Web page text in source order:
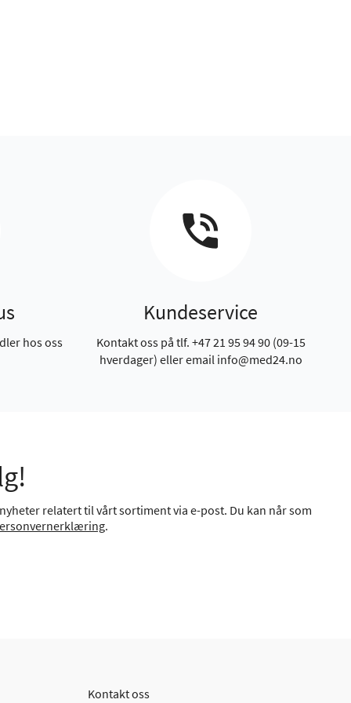
hos oss
Kundeservice
Kontakt oss på tlf. +47 21 95 94 90 (09-15
hverdager) eller email info@med24.no
relatert til vårt sortiment via e-post. Du kan når som
.
Kontakt oss